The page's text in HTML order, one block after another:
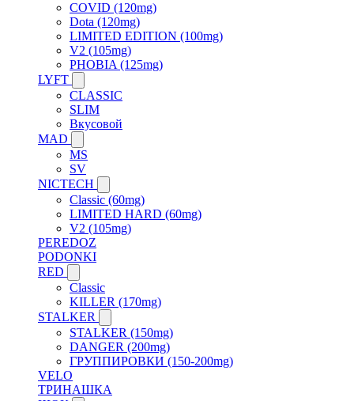
COVID (120mg)
Dota (120mg)
LIMITED EDITION (100mg)
V2 (105mg)
PHOBIA (125mg)
LYFT
CLASSIC
SLIM
Вкусовой
MAD
MS
SV
NICTECH
Classic (60mg)
LIMITED HARD (60mg)
V2 (105mg)
PEREDOZ
PODONKI
RED
Classic
KILLER (170mg)
STALKER
STALKER (150mg)
DANGER (200mg)
ГРУППИРОВКИ (150-200mg)
VELO
ТРИНАШКА